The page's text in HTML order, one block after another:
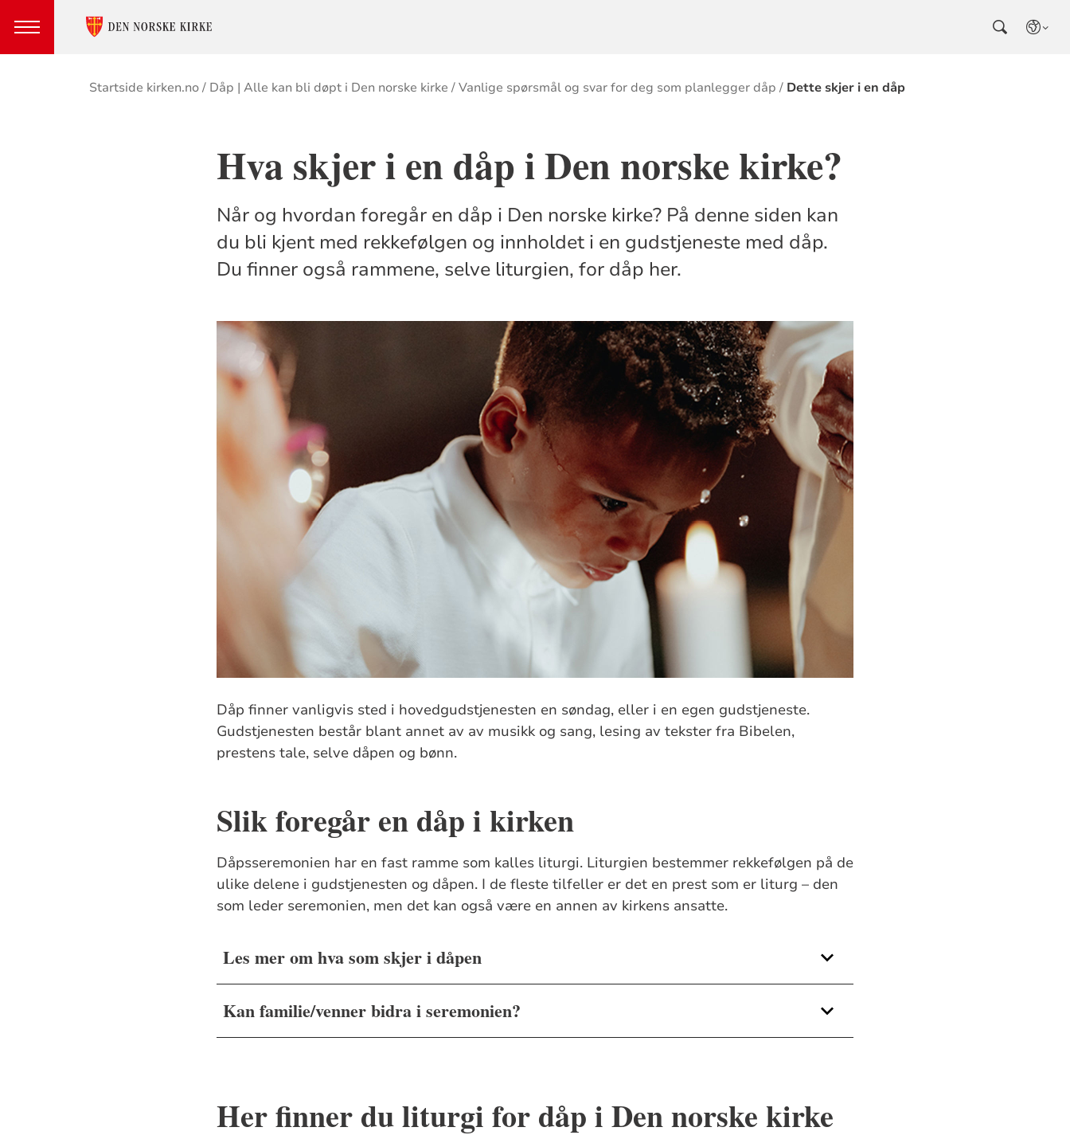
Brødsmulesti
Startside kirken.no Dåp | Alle kan bli døpt i Den norske kirke Vanlige spørsmål og svar for deg som planlegger dåp Dette skjer i en dåp
Hva skjer i en dåp i Den norske kirke?
Når og hvordan foregår en dåp i Den norske kirke? På denne siden kan
du bli kjent med rekkefølgen og innholdet i en gudstjeneste med dåp.
Du finner også rammene, selve liturgien, for dåp her.
Dåp finner vanligvis sted i hovedgudstjenesten en søndag, eller i en egen gudstjeneste.
Gudstjenesten består blant annet av av musikk og sang, lesing av tekster fra Bibelen,
prestens tale, selve dåpen og bønn.
Slik foregår en dåp i kirken
Dåpsseremonien har en fast ramme som kalles liturgi. Liturgien bestemmer rekkefølgen på de
ulike delene i gudstjenesten og dåpen. I de fleste tilfeller er det en prest som er liturg – den
som leder seremonien, men det kan også være en annen av kirkens ansatte.
Les mer om hva som skjer i dåpen
Kan familie/venner bidra i seremonien?
Her finner du liturgi for dåp i Den norske kirke